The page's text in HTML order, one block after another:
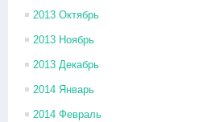
2013 Октябрь
2013 Ноябрь
2013 Декабрь
2014 Январь
2014 Февраль